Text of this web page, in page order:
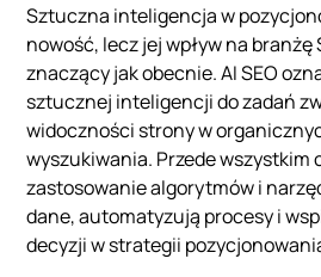
Sztuczna inteligencja w
nowość, lecz jej wpływ na branżę
znaczący jak obecnie. AI SEO
sztucznej inteligencji do zadań
widoczności strony w
wyszukiwania. Przede wszystkim
zastosowanie algorytmów i
dane, automatyzują procesy i
decyzji w strategii